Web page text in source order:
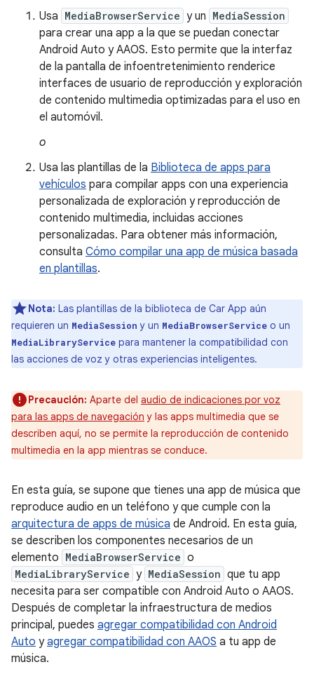
Usa MediaBrowserService y un MediaSession
para crear una app a la que se puedan conectar
Android Auto y AAOS. Esto permite que la interfaz
de la pantalla de infoentretenimiento renderice
interfaces de usuario de reproducción y exploración
de contenido multimedia optimizadas para el uso en
el automóvil.
o
Usa las plantillas de la Biblioteca de apps para
vehículos para compilar apps con una experiencia
personalizada de exploración y reproducción de
contenido multimedia, incluidas acciones
personalizadas. Para obtener más información,
consulta Cómo compilar una app de música basada
en plantillas.
Nota: Las plantillas de la biblioteca de Car App aún
requieren un MediaSession y un MediaBrowserService o un
MediaLibraryService para mantener la compatibilidad con
las acciones de voz y otras experiencias inteligentes.
Precaución: Aparte del audio de indicaciones por voz
para las apps de navegación y las apps multimedia que se
describen aquí, no se permite la reproducción de contenido
multimedia en la app mientras se conduce.
En esta guía, se supone que tienes una app de música que
reproduce audio en un teléfono y que cumple con la
arquitectura de apps de música de Android. En esta guía,
se describen los componentes necesarios de un
elemento MediaBrowserService o
MediaLibraryService y MediaSession que tu app
necesita para ser compatible con Android Auto o AAOS.
Después de completar la infraestructura de medios
principal, puedes agregar compatibilidad con Android
Auto yagregar compatibilidad con AAOS a tu app de
música.